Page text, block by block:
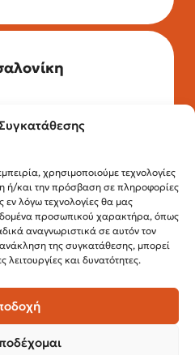
χρησιμοποιούμε τεχνολογίες
ή/και την πρόσβαση σε πληροφορίες
λόγω τεχνολογίες θα μας
προσωπικού χαρακτήρα, όπως
αναγνωριστικά σε αυτόν τον
της συγκατάθεσης, μπορεί
και δυνατότητες.
2315 525 020
32 15 644
όροφος, 54622,
10:00 –14:00